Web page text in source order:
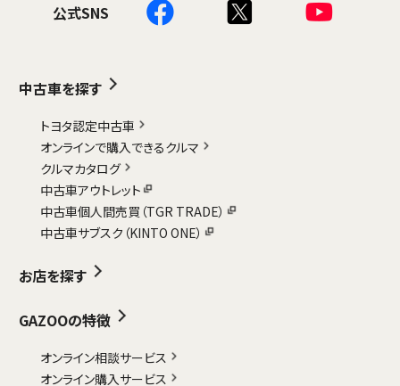
公式SNS
中古車を探す
トヨタ認定中古車
オンラインで購入できるクルマ
クルマカタログ
中古車アウトレット
中古車個人間売買（TGR TRADE）
中古車サブスク（KINTO ONE）
お店を探す
GAZOOの特徴
オンライン相談サービス
オンライン購入サービス